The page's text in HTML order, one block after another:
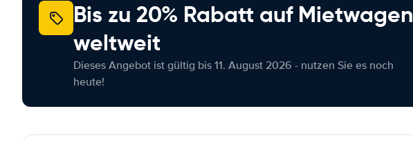
Bis zu 20% Rabatt auf Mietwagen
weltweit
Dieses Angebot ist gültig bis 11. August 2026 - nutzen Sie es noch
heute!